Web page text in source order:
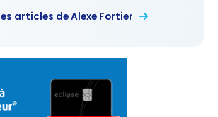
articles de Alexe Fortier